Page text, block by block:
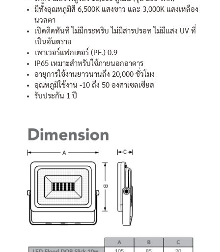
มีทั้งอุณหภูมิสี 6,500K แสงขาว และ 3,000K แสงเหลือง
นวลตา
เปิดติดทันที ไม่มีกระพริบ ไม่มีสารปรอท ไม่มีแสง UV ที่
เป็นอันตราย
เพาเวอร์แฟกเตอร์ (PF.) 0.9
IP65 เหมาะสำหรับใช้ภายนอกอาคาร
อายุการใช้งานยาวนานถึง 20,000 ชั่วโมง
อุณหภูมิใช้งาน -10 ถึง 50 องศาเซลเซียส
รับประกัน 1 ปี